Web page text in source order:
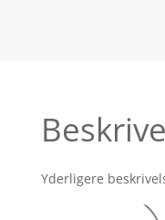
Yderligere